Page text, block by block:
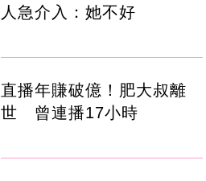
人急介入：她不好
直播年賺破億！肥大叔離
世 曾連播17小時